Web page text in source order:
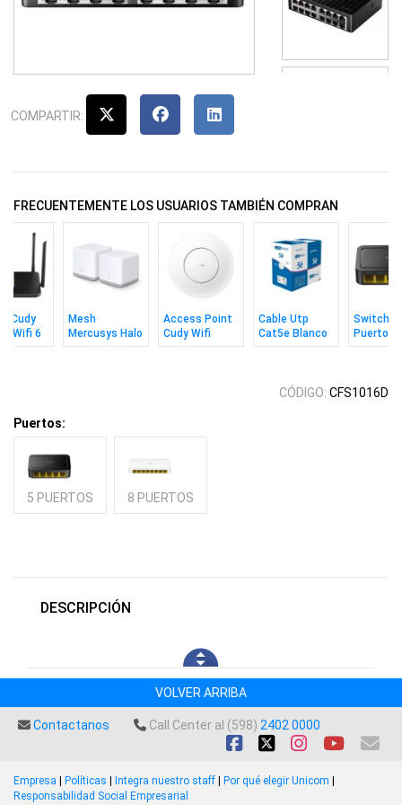
COMPARTIR:
FRECUENTEMENTE LOS USUARIOS TAMBIÉN COMPRAN
Cudy
Wifi 6
Doble
Mesh
Mercusys Halo
S3 (2 Pack)
Access Point
Cudy Wifi
Ac1200 Con
Cable Utp
Cat5e Blanco
305m MPT
Switch
Puertos
10/
CÓDIGO: CFS1016D
Puertos:
5 PUERTOS 8 PUERTOS
DESCRIPCIÓN
VOLVER ARRIBA
Contactanos Call Center al (598) 2402 0000
Empresa | Políticas | Integra nuestro staff | Por qué elegir Unicom |
Responsabilidad Social Empresarial